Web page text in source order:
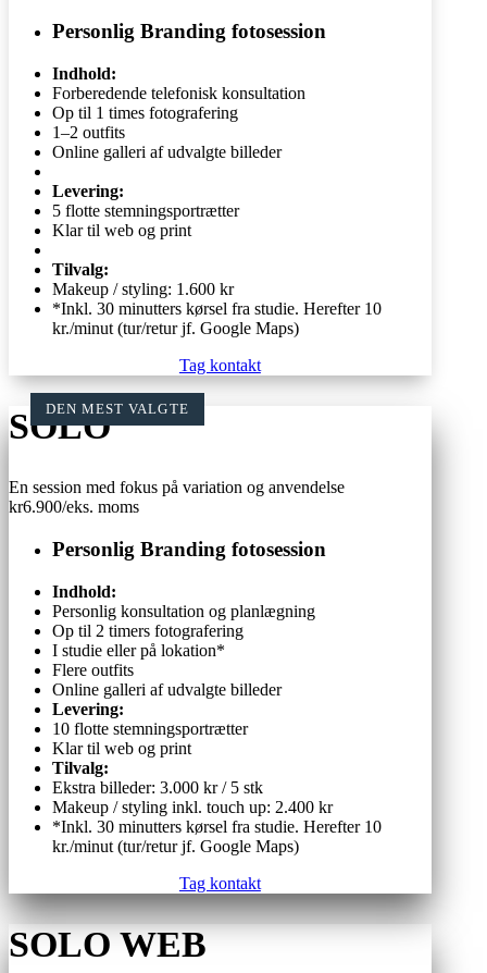
Personlig Branding fotosession
Indhold:
Forberedende telefonisk konsultation
Op til 1 times fotografering
1–2 outfits
Online galleri af udvalgte billeder
Levering:
5 flotte stemningsportrætter
Klar til web og print
Tilvalg:
Makeup / styling: 1.600 kr
*Inkl. 30 minutters kørsel fra studie. Herefter 10
kr./minut (tur/retur jf. Google Maps)
Tag kontakt
SOLO
En session med fokus på variation og anvendelse
kr6.900/eks. moms
Personlig Branding fotosession
Indhold:
Personlig konsultation og planlægning
Op til 2 timers fotografering
I studie eller på lokation*
Flere outfits
Online galleri af udvalgte billeder
Levering:
10 flotte stemningsportrætter
Klar til web og print
Tilvalg:
Ekstra billeder: 3.000 kr / 5 stk
Makeup / styling inkl. touch up: 2.400 kr
*Inkl. 30 minutters kørsel fra studie. Herefter 10
kr./minut (tur/retur jf. Google Maps)
Tag kontakt
SOLO WEB